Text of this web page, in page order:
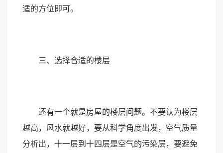
适的方位即可。
三、选择合适的楼层
还有一个就是房屋的楼层问题。不要认为楼层
越高，风水就越好，要从科学角度出发，空气质量
分析出，十一层到十四层是空气的污染层，要避免